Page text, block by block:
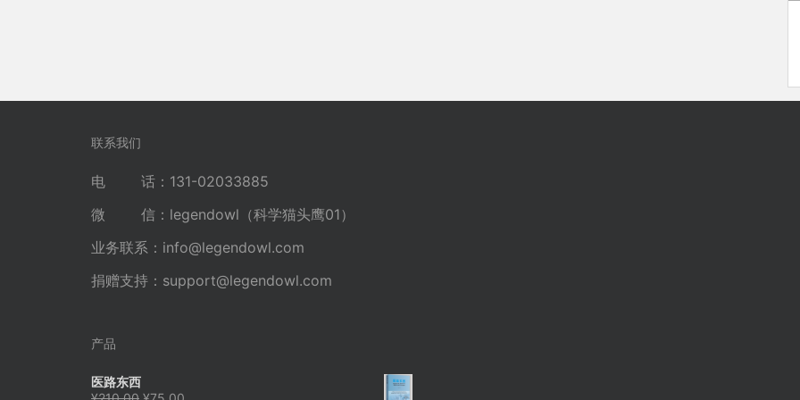
联系我们
电 话：131-02033885
微 信：legendowl（科学猫头鹰01）
业务联系： info@legendowl.com
捐赠支持： support@legendowl.com
产品
医路东西
原